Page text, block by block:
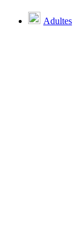
Adultes